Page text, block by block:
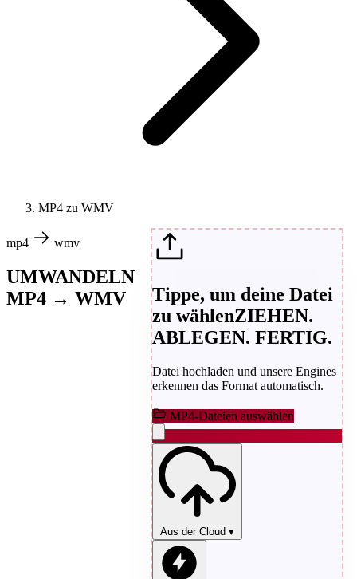
MP4 zu WMV
mp4 wmv
UMWANDELN
MP4 → WMV
Tippe, um deine Datei
zu wählenZIEHEN.
ABLEGEN. FERTIG.
Datei hochladen und unsere Engines
erkennen das Format automatisch.
MP4-Dateien auswählen
Aus der Cloud ▾